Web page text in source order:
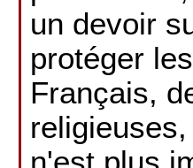
un devoir
protéger
Français,